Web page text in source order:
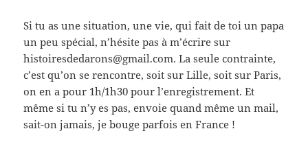
Si tu as une situation, une vie, qui fait de toi un papa
un peu spécial, n’hésite pas à m’écrire sur
histoiresdedarons@gmail.com. La seule contrainte,
c’est qu’on se rencontre, soit sur Lille, soit sur Paris,
on en a pour 1h/1h30 pour l’enregistrement. Et
même si tu n’y es pas, envoie quand même un mail,
sait-on jamais, je bouge parfois en France !